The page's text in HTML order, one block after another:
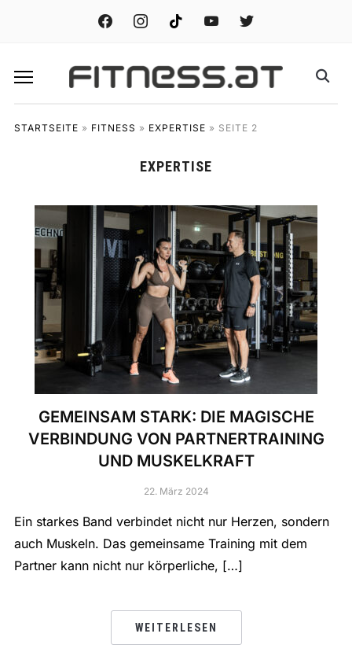
facebook instagramtiktok youtube twitter
STARTSEITE » FITNESS » EXPERTISE » SEITE 2
EXPERTISE
GEMEINSAM STARK: DIE MAGISCHE
VERBINDUNG VON PARTNERTRAINING
UND MUSKELKRAFT
22. März 2024
Ein starkes Band verbindet nicht nur Herzen, sondern
auch Muskeln. Das gemeinsame Training mit dem
Partner kann nicht nur körperliche, […]
WEITERLESEN